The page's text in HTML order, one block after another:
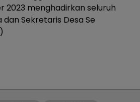
2023 menghadirkan seluruh
Sekretaris Desa Se